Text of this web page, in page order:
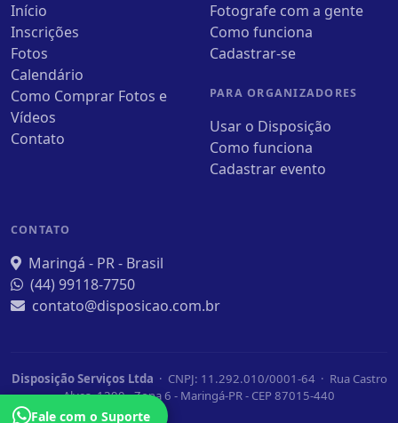
Início
Inscrições
Fotos
Calendário
Como Comprar Fotos e
Vídeos
Contato
Fotografe com a gente
Como funciona
Cadastrar-se
PARA ORGANIZADORES
Usar o Disposição
Como funciona
Cadastrar evento
CONTATO
Maringá - PR - Brasil
(44) 99118-7750
contato@disposicao.com.br
Disposição Serviços Ltda · CNPJ: 11.292.010/0001-64 · Rua Castro
Alves, 1390 - Zona 6 - Maringá-PR - CEP 87015-440
Fale com o Suporte